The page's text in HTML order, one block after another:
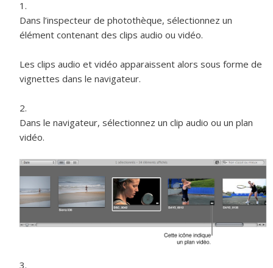
Dans l’inspecteur de photothèque, sélectionnez un
élément contenant des clips audio ou vidéo.
Les clips audio et vidéo apparaissent alors sous forme de
vignettes dans le navigateur.
Dans le navigateur, sélectionnez un clip audio ou un plan
vidéo.